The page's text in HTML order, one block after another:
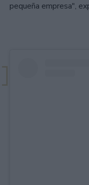
pequeña empresa",